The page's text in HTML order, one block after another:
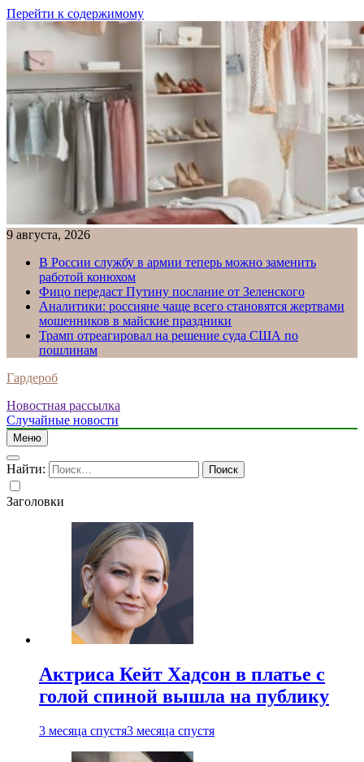
Перейти к содержимому
9 августа, 2026
В России службу в армии теперь можно заменить
работой конюхом
Фицо передаст Путину послание от Зеленского
Аналитики: россияне чаще всего становятся жертвами
мошенников в майские праздники
Трамп отреагировал на решение суда США по
пошлинам
Гардероб
Новостная рассылка
Случайные новости
Меню
Найти:
Заголовки
Актриса Кейт Хадсон в платье с
голой спиной вышла на публику
3 месяца спустя3 месяца спустя